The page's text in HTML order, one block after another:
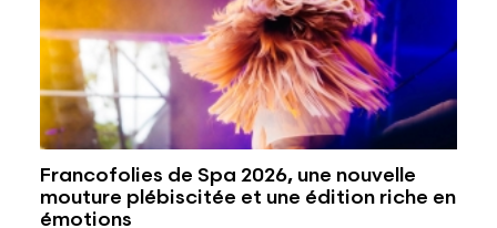
Francofolies de Spa 2026, une nouvelle
mouture plébiscitée et une édition riche en
émotions